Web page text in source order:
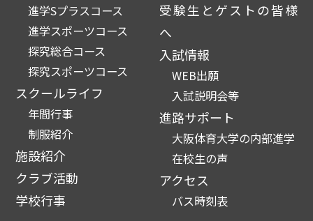
進学Sプラスコース
進学スポーツコース
探究総合コース
探究スポーツコース
スクールライフ
年間行事
制服紹介
施設紹介
クラブ活動
学校行事
受験生とゲストの皆様
へ
入試情報
WEB出願
入試説明会等
進路サポート
大阪体育大学の内部進学
在校生の声
アクセス
バス時刻表